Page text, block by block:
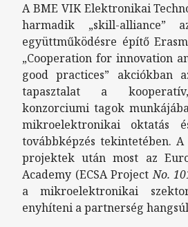
A BME VIK Elektronikai
harmadik „skill-alliance”
együttműködésre építő
„Cooperation for innovation
good practices” akciókban
tapasztalat a
konzorciumi tagok
mikroelektronikai oktatás
továbbképzés tekintetében. A
projektek után most az
Academy (ECSA ProjectNo.
a mikroelektronikai
enyhíteni a partnerség